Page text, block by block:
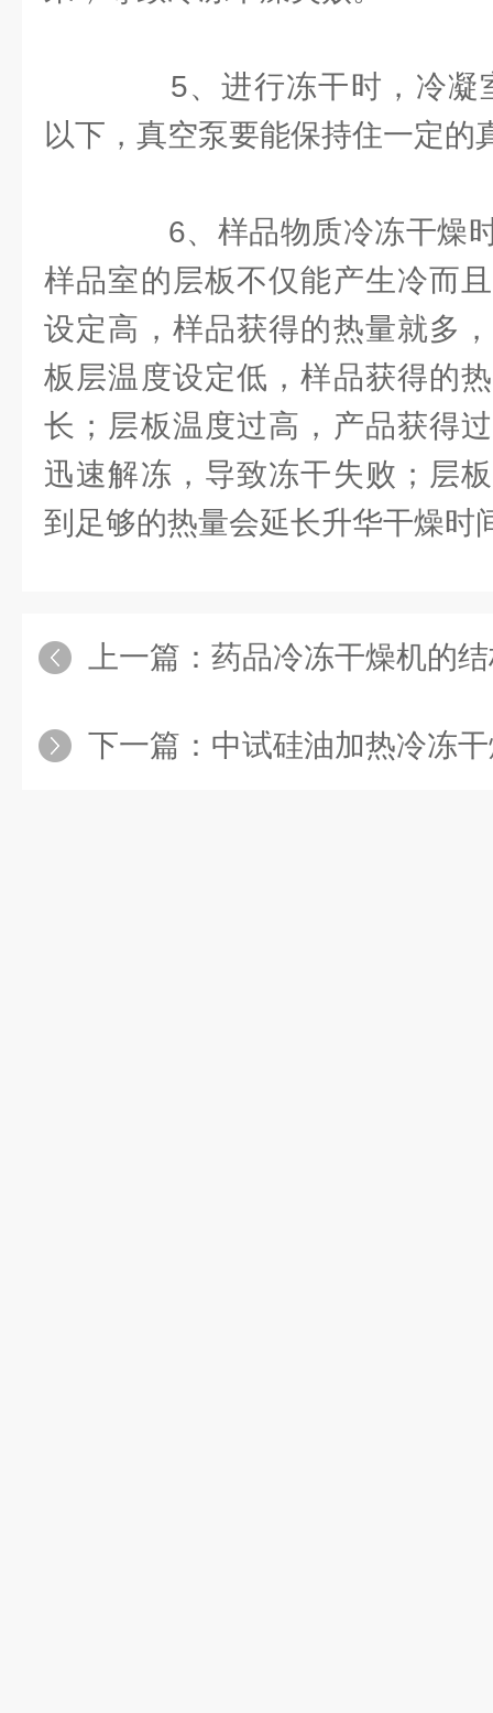
5、进行冻干时，冷凝
以下，真空泵要能保持住一定的
6、样品物质冷冻干燥时
样品室的层板不仅能产生冷而
设定高，样品获得的热量就多
板层温度设定低，样品获得的
长；层板温度过高，产品获得
迅速解冻，导致冻干失败；层
到足够的热量会延长升华干燥时
上一篇： 药品冷冻干燥机的结
下一篇： 中试硅油加热冷冻干燥机